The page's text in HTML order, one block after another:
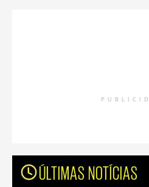
ÚLTIMAS NOTÍCIAS